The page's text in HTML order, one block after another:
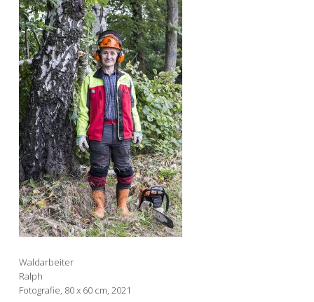
Waldarbeiter
Ralph
Fotografie, 80 x 60 cm, 2021